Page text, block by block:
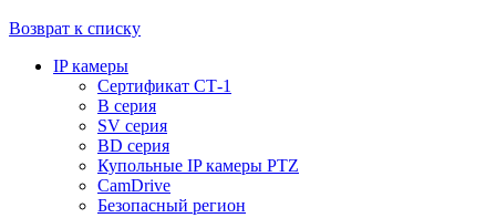
Возврат к списку
IP камеры
Сертификат СТ-1
B серия
SV серия
BD серия
Купольные IP камеры PTZ
CamDrive
Безопасный регион